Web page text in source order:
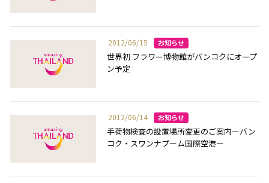
2012/06/15
世界初 フラワー博物館がバンコクにオープ
ン予定
2012/06/14
手荷物検査の設置場所変更のご案内ーバン
コク・スワンナプーム国際空港ー